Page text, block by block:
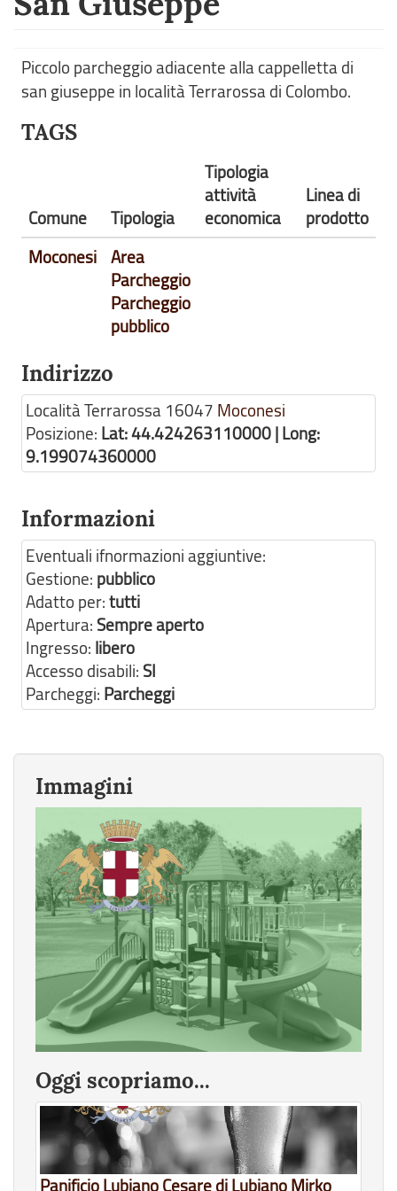
Piccolo parcheggio adiacente alla cappelletta di
san giuseppe in località Terrarossa di Colombo.
TAGS
Comune Tipologia
Tipologia
attività
economica
Linea di
prodotto
Moconesi
Area
Parcheggio
Parcheggio
pubblico
Indirizzo
Località Terrarossa 16047 Moconesi
Posizione: Lat: 44.424263110000 | Long:
9.199074360000
Informazioni
Eventuali ifnormazioni aggiuntive:
Gestione: pubblico
Adatto per:tutti
Apertura: Sempre aperto
Ingresso: libero
Accesso disabili: SI
Parcheggi: Parcheggi
Immagini
Oggi scopriamo...
Panificio Lubiano Cesare di Lubiano Mirko